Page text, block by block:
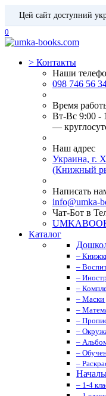
Цей сайт доступний
0
> Контакты
Наши
098 746 56
Время
Вт-Вс 9:00 -
—
Наш адрес
Украина, г.
(Книжный
Написать
info@umka-
Чат-Бот в
Каталог
–
–
–
–
– Маски
–
–
–
–
–
–
– 1-4